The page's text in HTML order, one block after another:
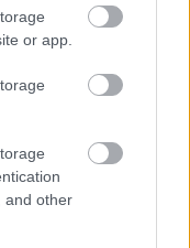
or app.
and other